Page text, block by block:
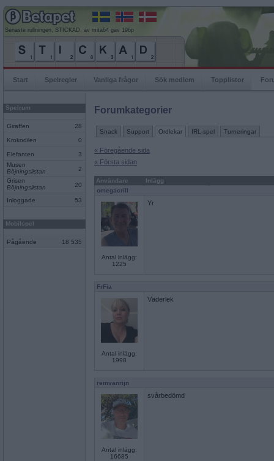
Senaste rullningen, STICKAD, av mita64 gav 196p
Start Spelregler Vanliga frågor Sök medlem Topplistor
Spelrum
Giraffen 28
Krokodilen 0
Elefanten
3
Musen
Böjningslistan
2
Grisen
Böjningslistan
20
Inloggade 53
Mobilspel
Pågående 18 535
Forumkategorier
Snack Support Ordlekar IRL-spel Turneringar
« Föregående sida
« Första sidan
Användare
Inlägg
omegacrill
Antal inlägg:
1225
Yr
FrFia
Antal inlägg:
1998
Väderlek
remvanrijn
Antal inlägg:
16685
svårbedömd